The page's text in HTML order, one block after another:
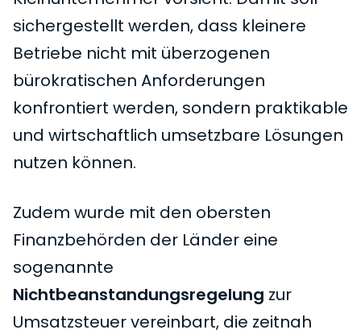
sichergestellt werden, dass kleinere
Betriebe nicht mit überzogenen
bürokratischen Anforderungen
konfrontiert werden, sondern praktikable
und wirtschaftlich umsetzbare Lösungen
nutzen können.
Zudem wurde mit den obersten
Finanzbehörden der Länder eine
sogenannte
Nichtbeanstandungsregelung zur
Umsatzsteuer vereinbart, die zeitnah